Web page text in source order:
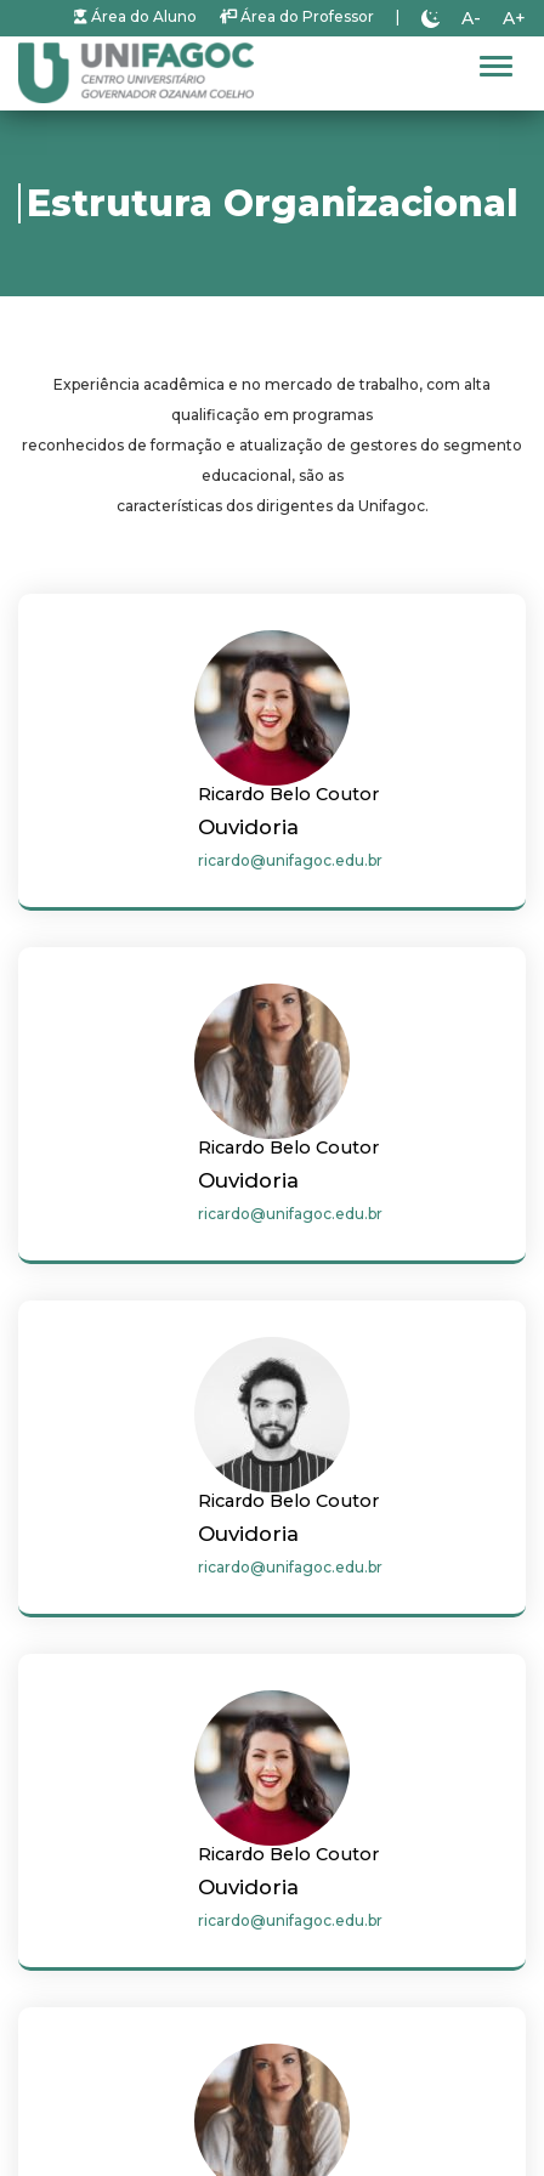
Área do Aluno Área do Professor A- A+
Estrutura Organizacional
Experiência acadêmica e no mercado de trabalho, com alta
qualificação em programas
reconhecidos de formação e atualização de gestores do segmento
educacional, são as
características dos dirigentes da Unifagoc.
Ricardo Belo Coutor
Ouvidoria
ricardo@unifagoc.edu.br
Ricardo Belo Coutor
Ouvidoria
ricardo@unifagoc.edu.br
Ricardo Belo Coutor
Ouvidoria
ricardo@unifagoc.edu.br
Ricardo Belo Coutor
Ouvidoria
ricardo@unifagoc.edu.br